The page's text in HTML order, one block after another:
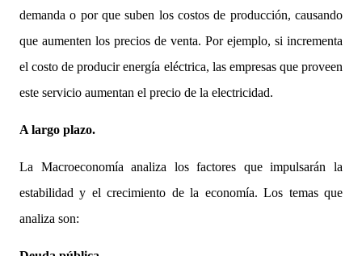
demanda o por que suben los costos de producción, causando
que aumenten los precios de venta. Por ejemplo, si incrementa
el costo de producir energía eléctrica, las empresas que proveen
este servicio aumentan el precio de la electricidad.
A largo plazo.
La Macroeconomía analiza los factores que impulsarán la
estabilidad y el crecimiento de la economía. Los temas que
analiza son: